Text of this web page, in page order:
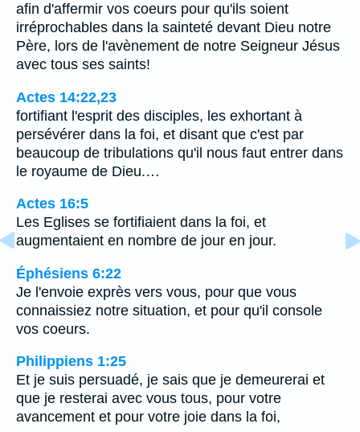
afin d'affermir vos coeurs pour qu'ils soient
irréprochables dans la sainteté devant Dieu notre
Père, lors de l'avènement de notre Seigneur Jésus
avec tous ses saints!
Actes 14:22,23
fortifiant l'esprit des disciples, les exhortant à
persévérer dans la foi, et disant que c'est par
beaucoup de tribulations qu'il nous faut entrer dans
le royaume de Dieu.…
Actes 16:5
Les Eglises se fortifiaient dans la foi, et
augmentaient en nombre de jour en jour.
Éphésiens 6:22
Je l'envoie exprès vers vous, pour que vous
connaissiez notre situation, et pour qu'il console
vos coeurs.
Philippiens 1:25
Et je suis persuadé, je sais que je demeurerai et
que je resterai avec vous tous, pour votre
avancement et pour votre joie dans la foi,